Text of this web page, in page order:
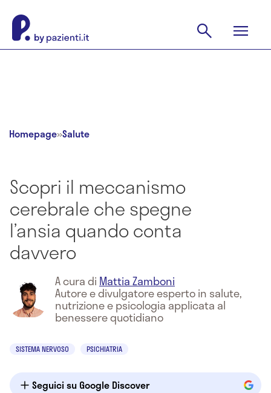
Homepage»Salute
Scopri il meccanismo
cerebrale che spegne
l’ansia quando conta
davvero
A cura di Mattia Zamboni
Autore e divulgatore esperto in salute,
nutrizione e psicologia applicata al
benessere quotidiano
SISTEMA NERVOSO PSICHIATRIA
Seguici su Google Discover